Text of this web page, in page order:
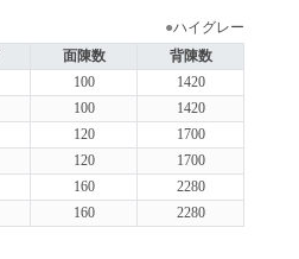
●ハイグレー
面陳数
背陳数
100
1420
100
1420
120
1700
120
1700
160
2280
160 2280